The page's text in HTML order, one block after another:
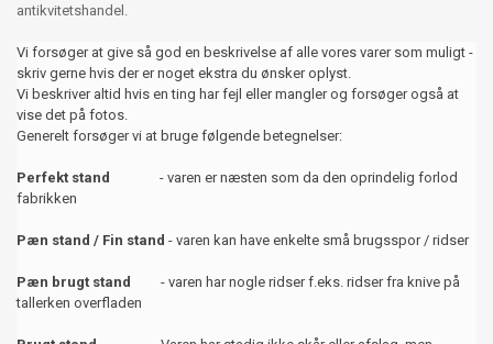
antikvitetshandel.
Vi forsøger at give så god en beskrivelse af alle vores varer som muligt -
skriv gerne hvis der er noget ekstra du ønsker oplyst.
Vi beskriver altid hvis en ting har fejl eller mangler og forsøger også at
vise det på fotos.
Generelt forsøger vi at bruge følgende betegnelser:
Perfekt stand - varen er næsten som da den oprindelig forlod
fabrikken
Pæn stand / Fin stand - varen kan have enkelte små brugsspor / ridser
Pæn brugt stand
- varen har nogle ridser f.eks. ridser fra knive på
tallerken overfladen